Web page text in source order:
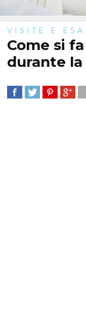
VISITE E
Come si
durante la